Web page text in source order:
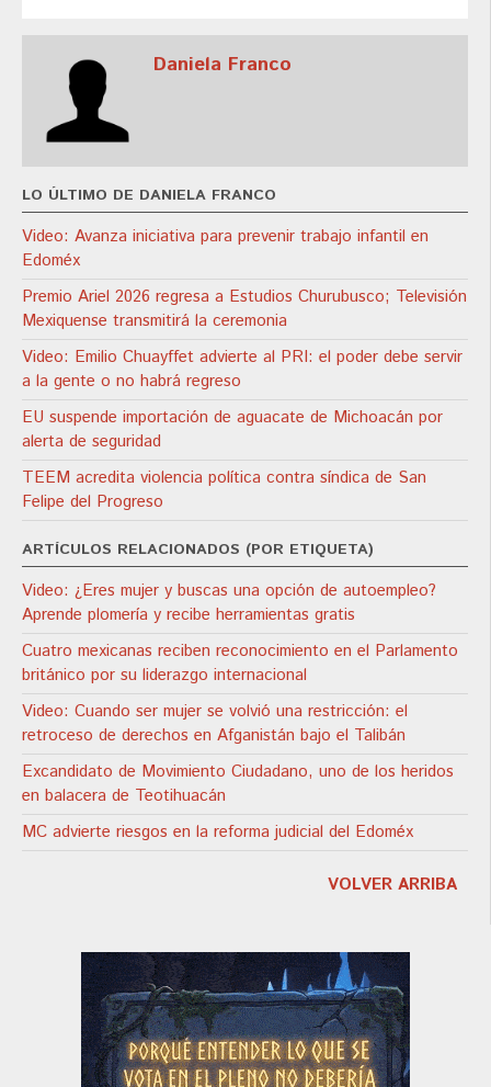
Daniela Franco
LO ÚLTIMO DE DANIELA FRANCO
Video: Avanza iniciativa para prevenir trabajo infantil en
Edoméx
Premio Ariel 2026 regresa a Estudios Churubusco; Televisión
Mexiquense transmitirá la ceremonia
Video: Emilio Chuayffet advierte al PRI: el poder debe servir
a la gente o no habrá regreso
EU suspende importación de aguacate de Michoacán por
alerta de seguridad
TEEM acredita violencia política contra síndica de San
Felipe del Progreso
ARTÍCULOS RELACIONADOS (POR ETIQUETA)
Video: ¿Eres mujer y buscas una opción de autoempleo?
Aprende plomería y recibe herramientas gratis
Cuatro mexicanas reciben reconocimiento en el Parlamento
británico por su liderazgo internacional
Video: Cuando ser mujer se volvió una restricción: el
retroceso de derechos en Afganistán bajo el Talibán
Excandidato de Movimiento Ciudadano, uno de los heridos
en balacera de Teotihuacán
MC advierte riesgos en la reforma judicial del Edoméx
VOLVER ARRIBA